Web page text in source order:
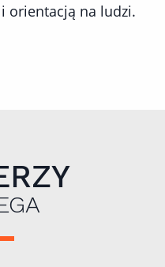
orientacją na ludzi.